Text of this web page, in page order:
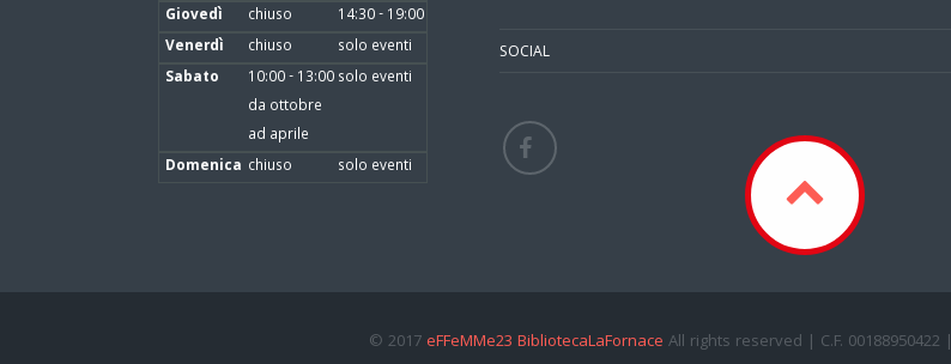
Giovedì
chiuso
14:30 - 19:00
Venerdì
chiuso
solo eventi
Sabato
10:00 - 13:00
da ottobre
ad aprile
solo eventi
Domenica chiuso solo eventi
SOCIAL
© 2017 eFFeMMe23 BibliotecaLaFornace All rights reserved | C.F. 00188950422 |